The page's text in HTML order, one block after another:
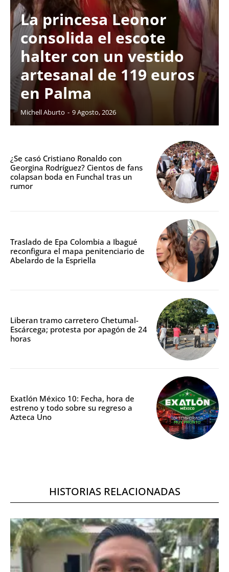
La princesa Leonor
consolida el escote
halter con un vestido
artesanal de 119 euros
en Palma
Michell Aburto - 9 Agosto, 2026
¿Se casó Cristiano Ronaldo con
Georgina Rodríguez? Cientos de fans
colapsan boda en Funchal tras un
rumor
Traslado de Epa Colombia a Ibagué
reconfigura el mapa penitenciario de
Abelardo de la Espriella
Liberan tramo carretero Chetumal-
Escárcega; protesta por apagón de 24
horas
Exatlón México 10: Fecha, hora de
estreno y todo sobre su regreso a
Azteca Uno
HISTORIAS RELACIONADAS